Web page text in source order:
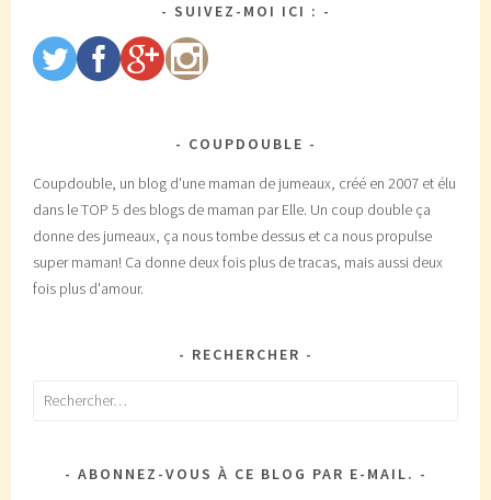
SUIVEZ-MOI ICI :
COUPDOUBLE
Coupdouble, un blog d'une maman de jumeaux, créé en 2007 et élu
dans le TOP 5 des blogs de maman par Elle. Un coup double ça
donne des jumeaux, ça nous tombe dessus et ca nous propulse
super maman! Ca donne deux fois plus de tracas, mais aussi deux
fois plus d'amour.
RECHERCHER
Rechercher :
ABONNEZ-VOUS À CE BLOG PAR E-MAIL.